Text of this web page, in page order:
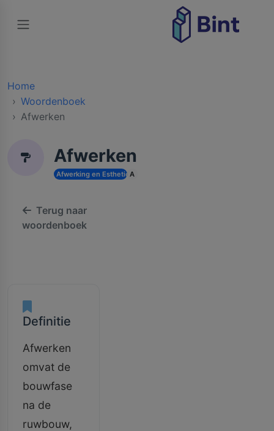
Home
Woordenboek
Afwerken
Afwerken
Afwerking en EsthetiekA
Terug naar
woordenboek
Definitie
Afwerken
omvat de
bouwfase
na de
ruwbouw,